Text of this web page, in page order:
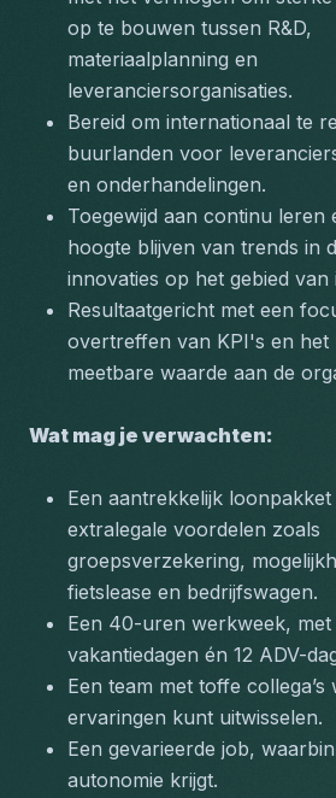
op te bouwen tussen R&D,
materiaalplanning en
leveranciersorganisaties.
Bereid om internationaal te
buurlanden voor
en onderhandelingen.
Toegewijd aan continu leren
hoogte blijven van trends in
innovaties op het gebied van
Resultaatgericht met een
overtreffen van KPI's en het
meetbare waarde aan de
Wat mag je verwachten:
Een aantrekkelijk loonpakket
extralegale voordelen zoals
groepsverzekering,
fietslease en bedrijfswagen.
Een 40-uren werkweek, met
vakantiedagen én 12 ADV-
Een team met toffe collega’s
ervaringen kunt uitwisselen.
Een gevarieerde job,
autonomie krijgt.